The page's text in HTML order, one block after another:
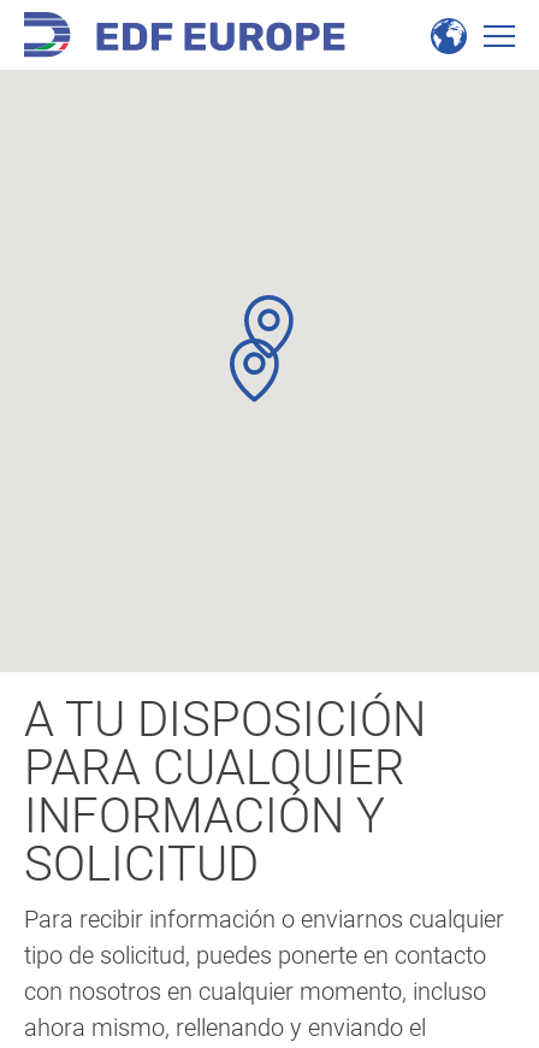
A TU DISPOSICIÓN
PARA CUALQUIER
INFORMACIÓN Y
SOLICITUD
Para recibir información o enviarnos cualquier
tipo de solicitud, puedes ponerte en contacto
con nosotros en cualquier momento, incluso
ahora mismo, rellenando y enviando el